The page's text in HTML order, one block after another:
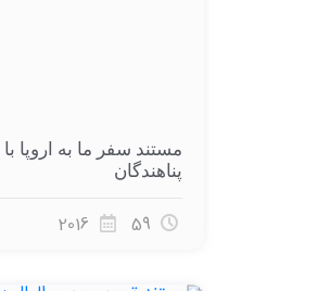
مستند سفر ما به اروپا با
پناهندگان
59
2016